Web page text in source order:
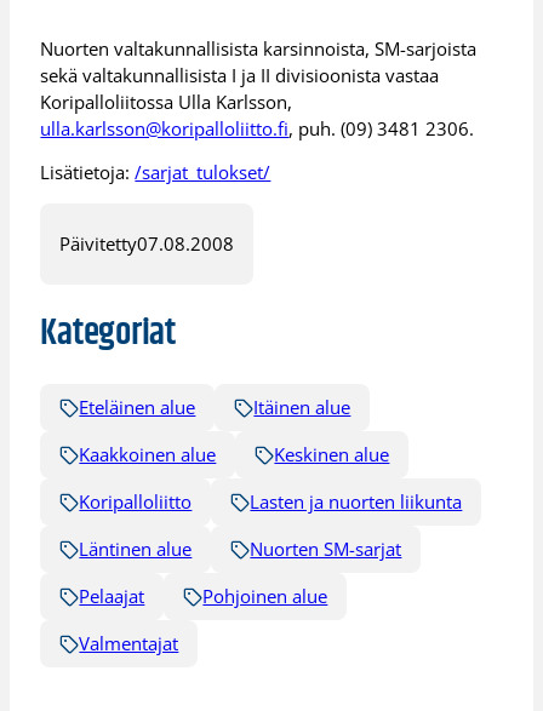
Nuorten valtakunnallisista karsinnoista, SM-sarjoista
sekä valtakunnallisista I ja II divisioonista vastaa
Koripalloliitossa Ulla Karlsson,
ulla.karlsson@koripalloliitto.fi, puh. (09) 3481 2306.
Lisätietoja:/sarjat_tulokset/
Päivitetty07.08.2008
Kategoriat
Eteläinen alue
Itäinen alue
Kaakkoinen alue
Keskinen alue
Koripalloliitto
Lasten ja nuorten liikunta
Läntinen alue
Nuorten SM-sarjat
Pelaajat
Pohjoinen alue
Valmentajat